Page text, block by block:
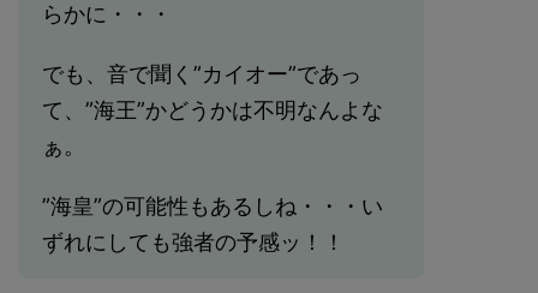
らかに・・・
でも、音で聞く”カイオー”であっ
て、”海王”かどうかは不明なんよな
ぁ。
”海皇”の可能性もあるしね・・・い
ずれにしても強者の予感ッ！！